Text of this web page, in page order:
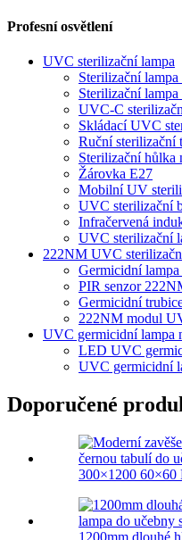
Profesní osvětlení
UVC sterilizační lampa
Sterilizační
Sterilizační
UVC-C
Skládací UVC
Ruční sterilizační
Sterilizační hůlka
Žárovka E27
Mobilní UV
UVC sterilizační
Infračervená
UVC sterilizační
222NM UVC
Germicidní
PIR senzor
Germicidní
222NM modul
UVC germicidní lampa
LED UVC
UVC germicidní
Doporučené
300×1200 60×60
1200mm dlouhé